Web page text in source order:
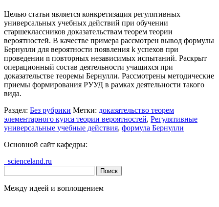
Целью статьи является конкретизация регулятивных
универсальных учебных действий при обучении
старшеклассников доказательствам теорем теории
вероятностей. В качестве примера рассмотрен вывод формулы
Бернулли для вероятности появления k успехов при
проведении n повторных независимых испытаний. Раскрыт
операционный состав деятельности учащихся при
доказательстве теоремы Бернулли. Рассмотрены методические
приемы формирования РУУД в рамках деятельности такого
вида.
Раздел: Без рубрики Метки: доказательство теорем
элементарного курса теории вероятностей, Регулятивные
универсальные учебные действия, формула Бернулли
Основной сайт кафедры:
scienceland.ru
Между идеей и воплощением